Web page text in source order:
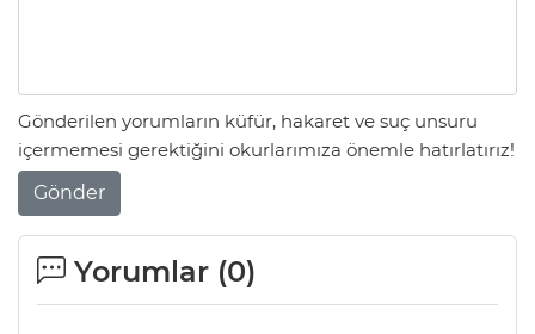
Gönderilen yorumların küfür, hakaret ve suç unsuru
içermemesi gerektiğini okurlarımıza önemle hatırlatırız!
Gönder
Yorumlar (0)